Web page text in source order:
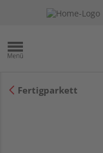
Fertigparkett